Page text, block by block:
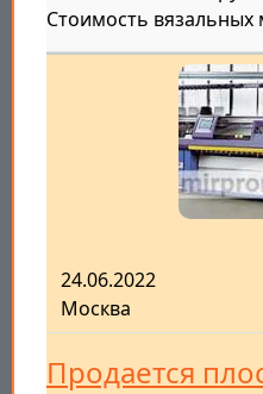
Стоимость
24.06.2022
Москва
Продается